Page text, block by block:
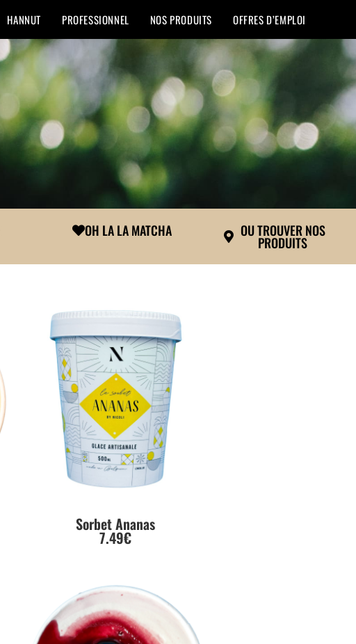
HANNUT PROFESSIONNEL NOS PRODUITS OFFRES D’EMPLOI
OH LA LA MATCHA OU TROUVER NOS
PRODUITS
Sorbet Ananas
7.49€